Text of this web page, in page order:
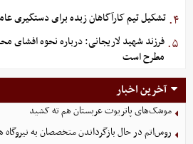
۴. تشکیل تیم کارآگاهان زبده برای دستگیری
۵.
مطرح است
آخرین اخبار
موشک‌های پاتریوت عربستان هم ته‌ کشید
روس‌اتم در حال بازگرداندن متخصصان به